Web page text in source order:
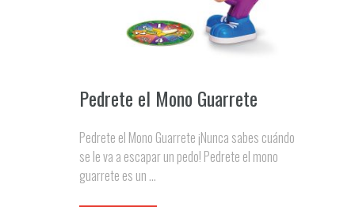
Pedrete el Mono Guarrete
Pedrete el Mono Guarrete ¡Nunca sabes cuándo
se le va a escapar un pedo! Pedrete el mono
guarrete es un ...